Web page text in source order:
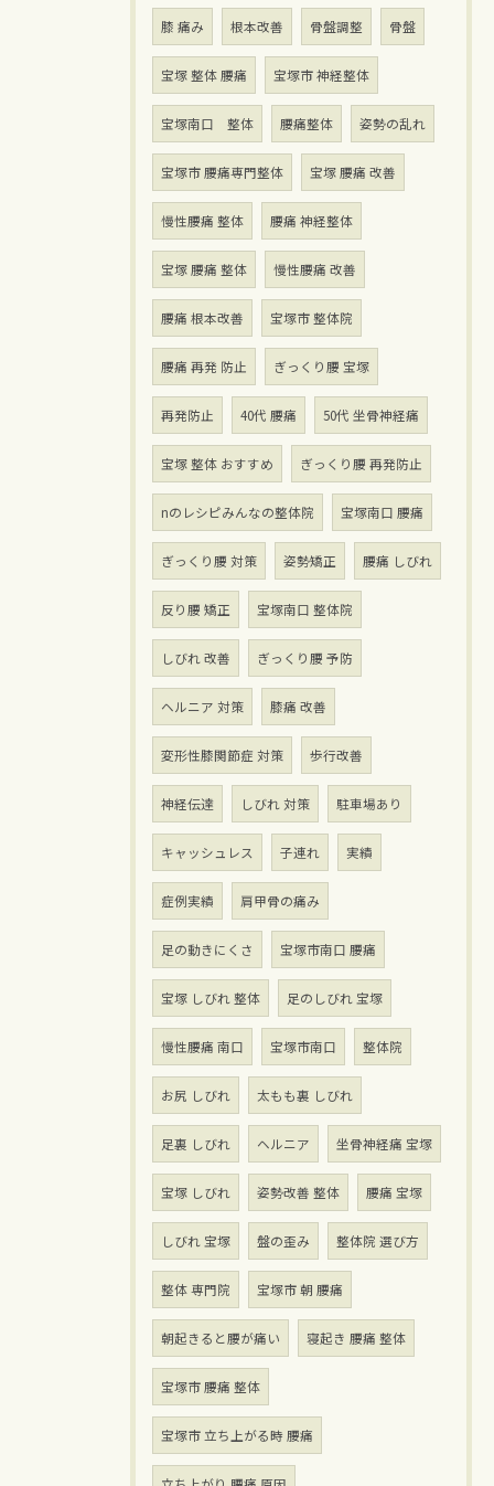
膝 痛み 根本改善 骨盤調整 骨盤
宝塚 整体 腰痛 宝塚市 神経整体
宝塚南口 整体 腰痛整体 姿勢の乱れ
宝塚市 腰痛専門整体 宝塚 腰痛 改善
慢性腰痛 整体 腰痛 神経整体
宝塚 腰痛 整体 慢性腰痛 改善
腰痛 根本改善 宝塚市 整体院
腰痛 再発 防止 ぎっくり腰 宝塚
再発防止 40代 腰痛 50代 坐骨神経痛
宝塚 整体 おすすめ ぎっくり腰 再発防止
nのレシピみんなの整体院 宝塚南口 腰痛
ぎっくり腰 対策 姿勢矯正 腰痛 しびれ
反り腰 矯正 宝塚南口 整体院
しびれ 改善 ぎっくり腰 予防
ヘルニア 対策 膝痛 改善
変形性膝関節症 対策 歩行改善
神経伝達 しびれ 対策 駐車場あり
キャッシュレス 子連れ 実績
症例実績 肩甲骨の痛み
足の動きにくさ 宝塚市南口 腰痛
宝塚 しびれ 整体 足のしびれ 宝塚
慢性腰痛 南口 宝塚市南口 整体院
お尻 しびれ 太もも裏 しびれ
足裏 しびれ ヘルニア 坐骨神経痛 宝塚
宝塚 しびれ 姿勢改善 整体 腰痛 宝塚
しびれ 宝塚 盤の歪み 整体院 選び方
整体 専門院 宝塚市 朝 腰痛
朝起きると腰が痛い 寝起き 腰痛 整体
宝塚市 腰痛 整体
宝塚市 立ち上がる時 腰痛